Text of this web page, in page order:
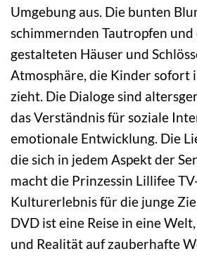
Umgebung aus. Die bunten
schimmernden Tautropfen
gestalteten Häuser und
Atmosphäre, die Kinder sofort
zieht. Die Dialoge sind
das Verständnis für soziale
emotionale Entwicklung. Die
die sich in jedem Aspekt der
macht die Prinzessin Lillifee
Kulturerlebnis für die junge
DVD ist eine Reise in eine
und Realität auf zauberhafte